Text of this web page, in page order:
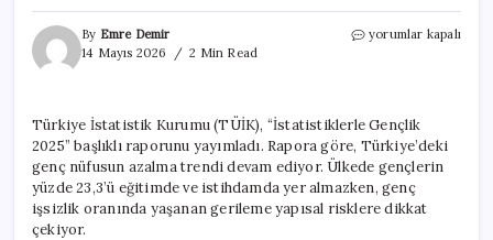
By Emre Demir
14 Mayıs 2026
2 Min Read
TÜİK
Üçte
Bir’e
Yaklaşıyor
için
yorumlar kapalı
Türkiye İstatistik Kurumu (TÜİK), “İstatistiklerle Gençlik
2025” başlıklı raporunu yayımladı. Rapora göre, Türkiye’deki
genç nüfusun azalma trendi devam ediyor. Ülkede gençlerin
yüzde 23,3’ü eğitimde ve istihdamda yer almazken, genç
işsizlik oranında yaşanan gerileme yapısal risklere dikkat
çekiyor.